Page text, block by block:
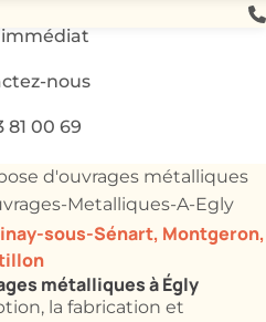
immédiat
nous
81 00 69
d'ouvrages métalliques
Metalliques-A-Egly
métalliques à Égly
sous-Sénart, Montgeron,
la fabrication et